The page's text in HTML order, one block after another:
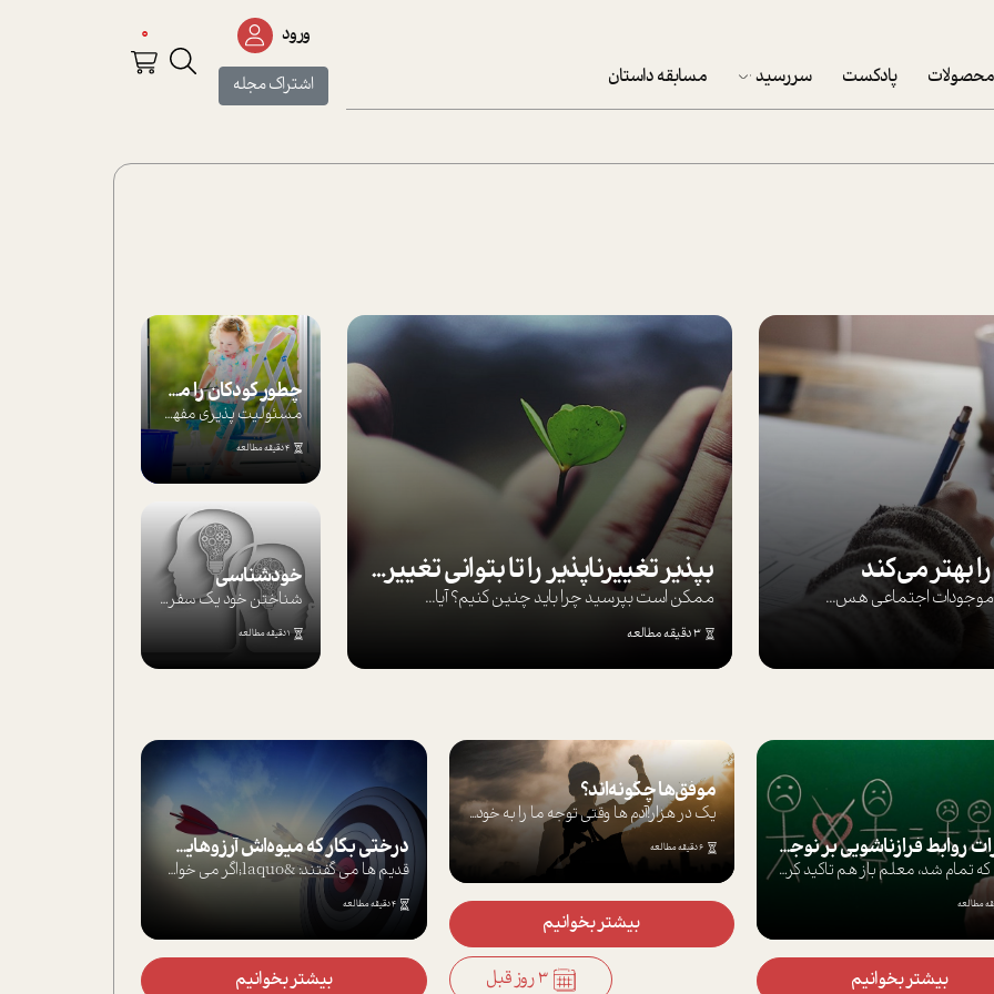
محصولات پادکست سررسید
تقویم دیواری
مسابقه داستان
ورود
اشتراک مجله
0
بهتر می‌کند
موجودات اجتماعی هس...
بپذير تغييرناپذير را تا بتواني تغييرش دهي!‏
ممکن است بپرسيد چرا بايد چنين کنيم؟ آيا...
3 دقیقه مطالعه
چطور کودکان را مسئولیت‌پذیر بار بیاورید؟
مسئولیت پذیری مفهومی ا ست که هر چه کودکت...
4 دقیقه مطالعه
خودشناسی
شناختن خود یک سفر است؛ سفری که از مسیره...
1 دقیقه مطالعه
تاثيرات روابط فرا‌زناشويي بر نوجوانان
درس كه تمام شد، معلم باز هم تاکید کرد که...
بیشتر بخوانیم
موفق‌ها چگونه‌اند؟
یک در هزار!آدم ها وقتی توجه ما را به خود...
6 دقیقه مطالعه
بیشتر بخوانیم
3 روز قبل
درختی بکار که میوه‌اش آرزوهایت باشد!
قدیم ها می گفتند: &laquo;اگر می خواهی ه...
4 دقیقه مطالعه
بیشتر بخوانیم